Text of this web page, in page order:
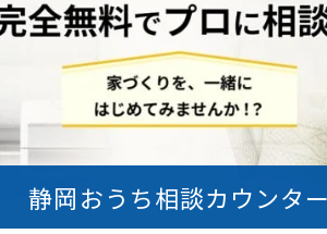
静岡おうち相談カウンター